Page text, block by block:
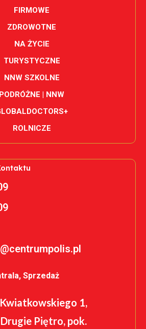
FIRMOWE
ZDROWOTNE
NA ŻYCIE
TURYSTYCZNE
NNW SZKOLNE
PODRÓŻNE | NNW
ROLNICZE
Sprzedaż
1,
Piętro, pok.